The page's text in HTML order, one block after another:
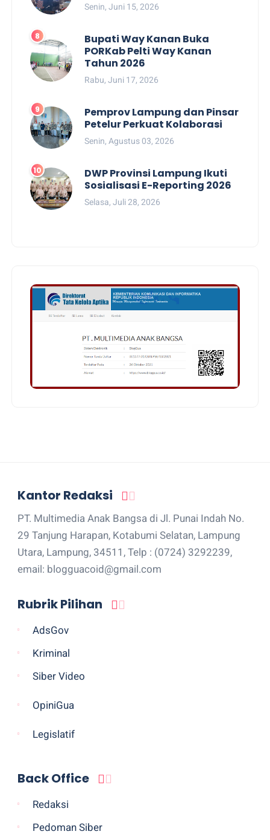
Senin, Juni 15, 2026
Bupati Way Kanan Buka
PORKab Pelti Way Kanan
Tahun 2026
Rabu, Juni 17, 2026
Pemprov Lampung dan Pinsar
Petelur Perkuat Kolaborasi
Senin, Agustus 03, 2026
DWP Provinsi Lampung Ikuti
Sosialisasi E-Reporting 2026
Selasa, Juli 28, 2026
Kantor Redaksi
PT. Multimedia Anak Bangsa di Jl. Punai Indah No.
29 Tanjung Harapan, Kotabumi Selatan, Lampung
Utara, Lampung, 34511, Telp : (0724) 3292239,
email: blogguacoid@gmail.com
Rubrik Pilihan
AdsGov
Kriminal
Siber Video
OpiniGua
Legislatif
Back Office
Redaksi
Pedoman Siber